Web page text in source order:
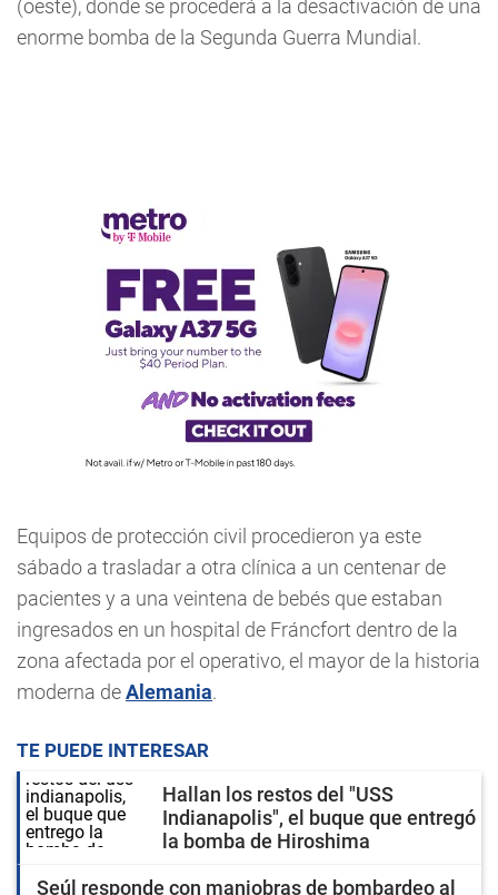
(oeste), donde se procederá a la desactivación de una
enorme bomba de la Segunda Guerra Mundial.
Equipos de protección civil procedieron ya este
sábado a trasladar a otra clínica a un centenar de
pacientes y a una veintena de bebés que estaban
ingresados en un hospital de Fráncfort dentro de la
zona afectada por el operativo, el mayor de la historia
moderna deAlemania.
TE PUEDE INTERESAR
Hallan los restos del "USS
Indianapolis", el buque que entregó
la bomba de Hiroshima
Seúl responde con maniobras de bombardeo al